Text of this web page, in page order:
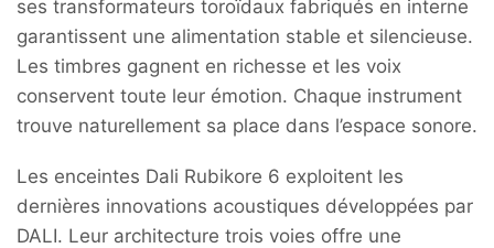
ses transformateurs toroïdaux fabriqués en interne
garantissent une alimentation stable et silencieuse.
Les timbres gagnent en richesse et les voix
conservent toute leur émotion. Chaque instrument
trouve naturellement sa place dans l’espace sonore.
Les enceintes Dali Rubikore 6 exploitent les
dernières innovations acoustiques développées par
DALI. Leur architecture trois voies offre une